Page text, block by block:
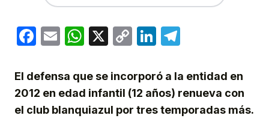
Facebook
EmailWhatsApp
X
CopyLinkedIn
El defensa que se incorporó a la entidad en
2012 en edad infantil (12 años) renueva con
el club blanquiazul por tres temporadas más.